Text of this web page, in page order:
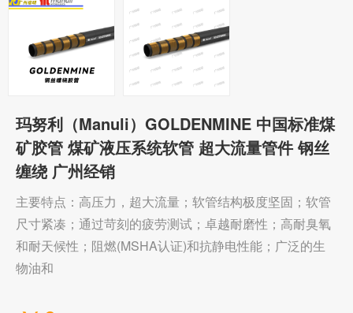
玛努利（Manuli）GOLDENMINE 中国标准煤
矿胶管 煤矿液压系统软管 超大流量管件 钢丝
缠绕 广州经销
主要特点：高压力，超大流量；软管结构极度坚固；软管
尺寸紧凑；通过苛刻的疲劳测试；卓越耐磨性；高耐臭氧
和耐天候性；阻燃(MSHA认证)和抗静电性能；广泛的生
物油和